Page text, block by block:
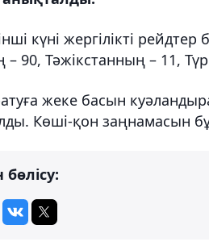
күні жергілікті
– 90, Тәжікстанның – 11,
жеке басын
Көші-қон заңнамасын